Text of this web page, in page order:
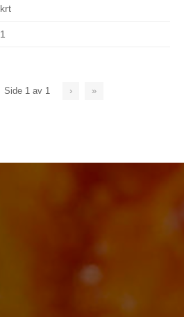
krt
1
Side 1 av 1 › »